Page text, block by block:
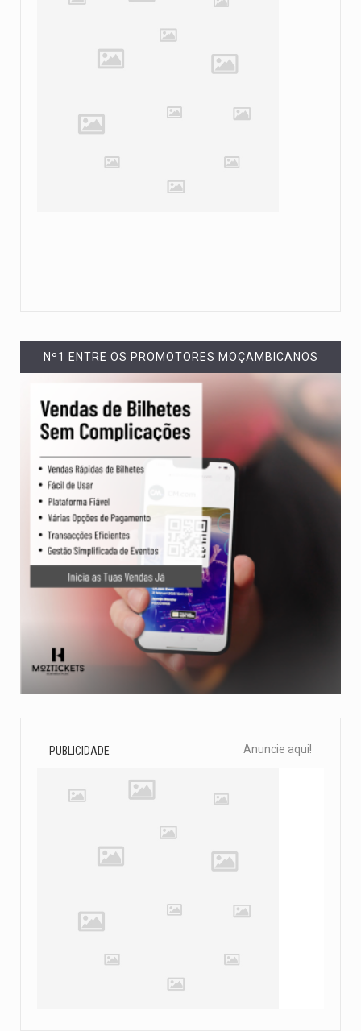
Nº1 ENTRE OS PROMOTORES MOÇAMBICANOS
PUBLICIDADE Anuncie aqui!